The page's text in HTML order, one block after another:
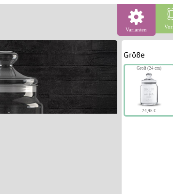
Varianten
Größe
Groß (24 cm)
24,95 €